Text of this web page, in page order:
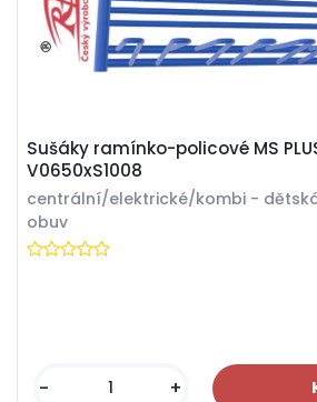
Sušáky ramínko-policové MS
V0650xS1008
centrální/elektrické/kombi -
obuv
- +